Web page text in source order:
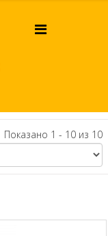
Показано 1 - 10 из 10